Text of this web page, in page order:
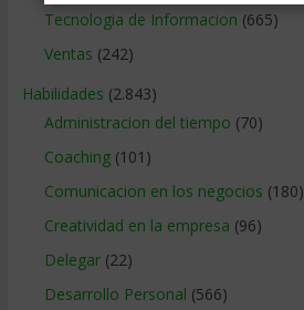
Tecnologia de Informacion (665)
Ventas (242)
Habilidades (2.843)
Administracion del tiempo (70)
Coaching(101)
Comunicacion en los negocios (180)
Creatividad en la empresa (96)
Delegar(22)
Desarrollo Personal (566)